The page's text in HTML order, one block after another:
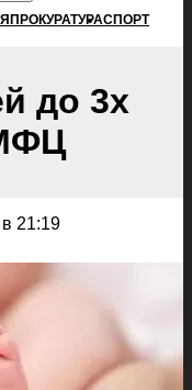
ПРОКУРАТУРАСПОРТ
до 3х
21:19